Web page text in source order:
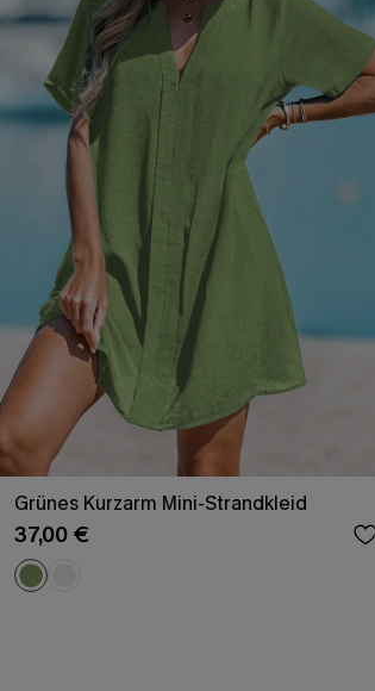
Grünes Kurzarm Mini-Strandkleid
37,00 €